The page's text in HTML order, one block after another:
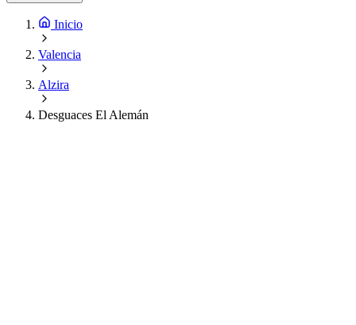
Inicio
Valencia
Alzira
Desguaces El Alemán